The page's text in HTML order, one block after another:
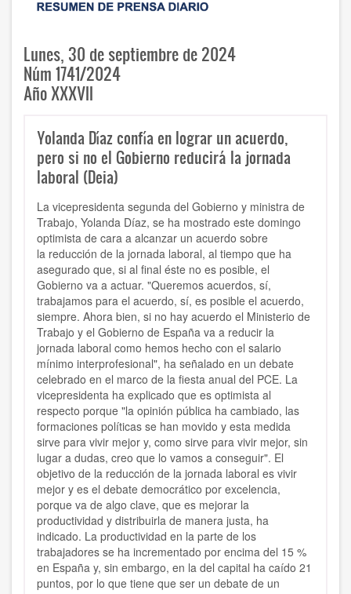
Lunes, 30 de septiembre de 2024
Núm 1741/2024
Año XXXVII
Yolanda Díaz confía en lograr un acuerdo,
pero si no el Gobierno reducirá la jornada
laboral (Deia)
La vicepresidenta segunda del Gobierno y ministra de
Trabajo, Yolanda Díaz, se ha mostrado este domingo
optimista de cara a alcanzar un acuerdo sobre
la reducción de la jornada laboral, al tiempo que ha
asegurado que, si al final éste no es posible, el
Gobierno va a actuar. "Queremos acuerdos, sí,
trabajamos para el acuerdo, sí, es posible el acuerdo,
siempre. Ahora bien, si no hay acuerdo el Ministerio de
Trabajo y el Gobierno de España va a reducir la
jornada laboral como hemos hecho con el salario
mínimo interprofesional", ha señalado en un debate
celebrado en el marco de la fiesta anual del PCE. La
vicepresidenta ha explicado que es optimista al
respecto porque "la opinión pública ha cambiado, las
formaciones políticas se han movido y esta medida
sirve para vivir mejor y, como sirve para vivir mejor, sin
lugar a dudas, creo que lo vamos a conseguir". El
objetivo de la reducción de la jornada laboral es vivir
mejor y es el debate democrático por excelencia,
porque va de algo clave, que es mejorar la
productividad y distribuirla de manera justa, ha
indicado. La productividad en la parte de los
trabajadores se ha incrementado por encima del 15 %
en España y, sin embargo, en la del capital ha caído 21
puntos, por lo que tiene que ser un debate de un